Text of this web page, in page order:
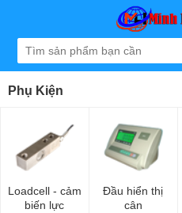
Phụ Kiện
Loadcell - cảm
biến lực
Đầu hiển thị
cân